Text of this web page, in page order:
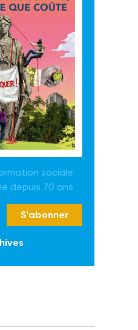
sociale
depuis 70 ans
S'abonner